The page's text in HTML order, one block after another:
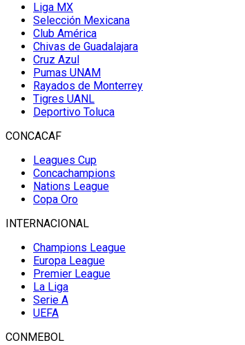
Liga MX
Selección Mexicana
Club América
Chivas de Guadalajara
Cruz Azul
Pumas UNAM
Rayados de Monterrey
Tigres UANL
Deportivo Toluca
CONCACAF
Leagues Cup
Concachampions
Nations League
Copa Oro
INTERNACIONAL
Champions League
Europa League
Premier League
La Liga
Serie A
UEFA
CONMEBOL